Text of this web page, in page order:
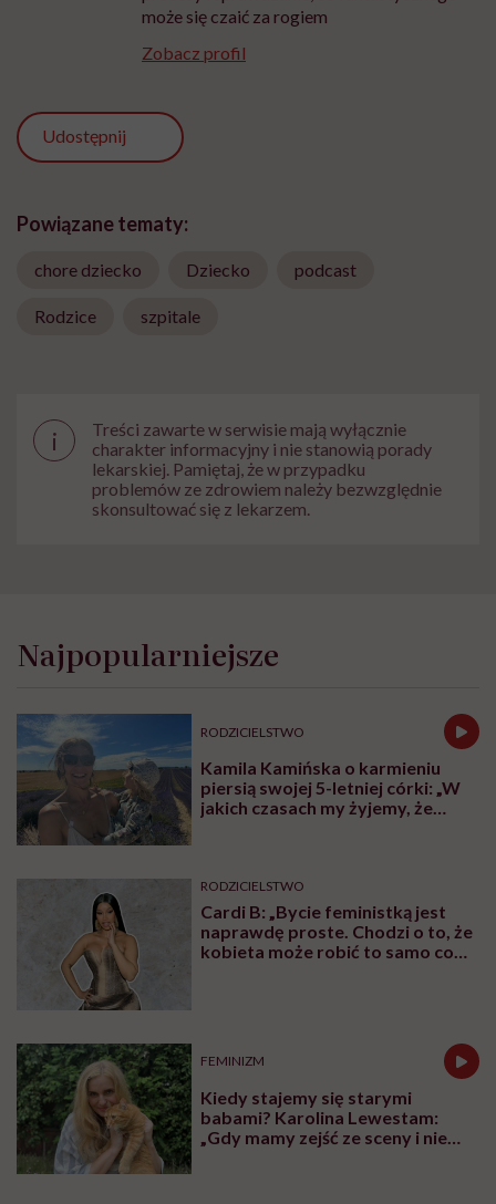
może się czaić za rogiem
Zobacz profil
Udostępnij
Powiązane tematy:
chore dziecko Dziecko podcast
Rodzice szpitale
i
Treści zawarte w serwisie mają wyłącznie
charakter informacyjny i nie stanowią porady
lekarskiej. Pamiętaj, że w przypadku
problemów ze zdrowiem należy bezwzględnie
skonsultować się z lekarzem.
Najpopularniejsze
RODZICIELSTWO
Kamila Kamińska o karmieniu
piersią swojej 5-letniej córki: „W
jakich czasach my żyjemy, że
RODZICIELSTWO
Cardi B: „Bycie feministką jest
naprawdę proste. Chodzi o to, że
kobieta może robić to samo co
FEMINIZM
Kiedy stajemy się starymi
babami? Karolina Lewestam:
„Gdy mamy zejść ze sceny i nie